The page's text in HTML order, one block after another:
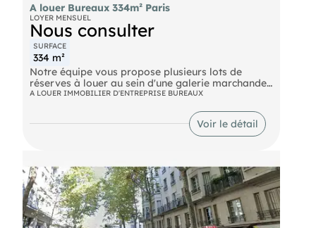
A louer Bureaux 334m² Paris
LOYER MENSUEL
Nous consulter
SURFACE
334 m²
Notre équipe vous propose plusieurs lots de
réserves à louer au sein d'une galerie marchande
située à proximité de l'Avenue des Champs
aux véhicules et d'un monte-charge menant
directement à la galerie.
Bus GEORGE V (73, BALABUS), LA BOETIE -
de Gaulle-Etoile (A, E)
A LOUER IMMOBILIER D'ENTREPRISE BUREAUX
Voir le détail